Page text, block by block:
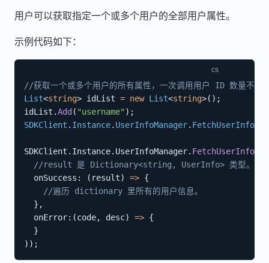
用户可以获取指定一个或多个用户的全部用户属性。
示例代码如下：
//获取一个或多个用户的所有属性，一次调用用户 ID 数量不超
List<string> idList = new List<string>( ) ;
idList .Add( "username" ) ;
SDKClient . Instance. UserInfoManager.
SDKClient . Instance. UserInfoManager.
//result 是 Dictionary<string, UserInfo> 类型。
  onSuccess
: ( result) => {
//遍历 dictionary 里所有的用户信息。
} ,
onError: (code, desc) => {
}
) ) ;